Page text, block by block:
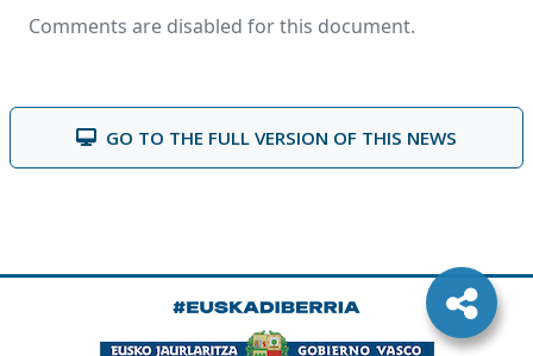
Comments are disabled for this document.
GO TO THE FULL VERSION OF THIS NEWS